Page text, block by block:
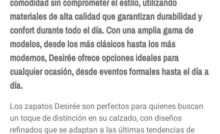
comodidad sin comprometer el estilo, utilizando
materiales de alta calidad que garantizan durabilidad y
confort durante todo el día. Con una amplia gama de
modelos, desde los más clásicos hasta los más
modernos, Desirée ofrece opciones ideales para
cualquier ocasión, desde eventos formales hasta el día a
día.
Los zapatos Desirée son perfectos para quienes buscan
un toque de distinción en su calzado, con diseños
refinados que se adaptan a las últimas tendencias de